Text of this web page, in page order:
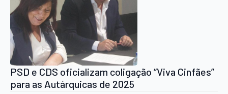
PSD e CDS oficializam coligação “Viva Cinfães”
para as Autárquicas de 2025